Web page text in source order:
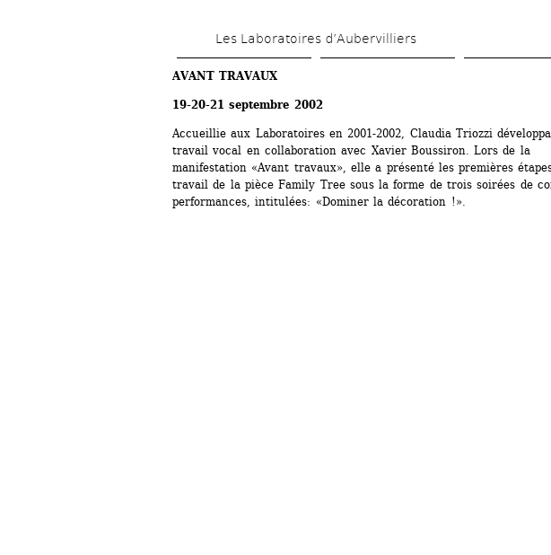
Les Laboratoires d’Aubervilliers
AVANT TRAVAUX
19-20-21 septembre 2002
Accueillie aux Laboratoires en 2001-2002, Claudia Triozzi
travail vocal en collaboration avec Xavier Boussiron. Lors de la
manifestation «Avant travaux», elle a présenté les premières
travail de la pièce Family Tree sous la forme de trois soirées de
performances, intitulées: «Dominer la décoration !».